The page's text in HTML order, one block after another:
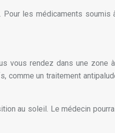
Pour les médicaments
vous rendez dans une zone
un traitement
au soleil. Le médecin